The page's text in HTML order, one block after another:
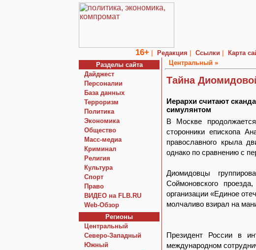
16+ | Редакция | Ссылки |
Карта
Разделы сайта
Дайджест
Персоналии
База данных
Терроризм
Политика
Экономика
Общество
Macc-медиа
Криминал
Религия
Культура
Спорт
Право
ВИДЕО на FLB.RU
Web-Обзор
Регионы
Центральный
Северо-Западный
Южный
Центральный »
Тайна
Иерархи считают
симулянтом
В Москве
сторонники епископа
православного крыла
однако по сравнению с
Диомидовцы
Соймоновского
организации «Единое
молчаливо взирал на
Президент России в
международном